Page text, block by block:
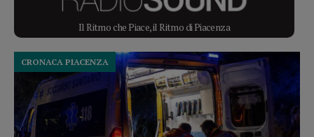
Il Ritmo che Piace, il Ritmo di Piacenza
CRONACA PIACENZA